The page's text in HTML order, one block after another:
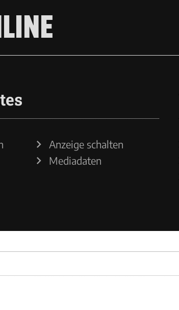
Anzeige schalten
Mediadaten